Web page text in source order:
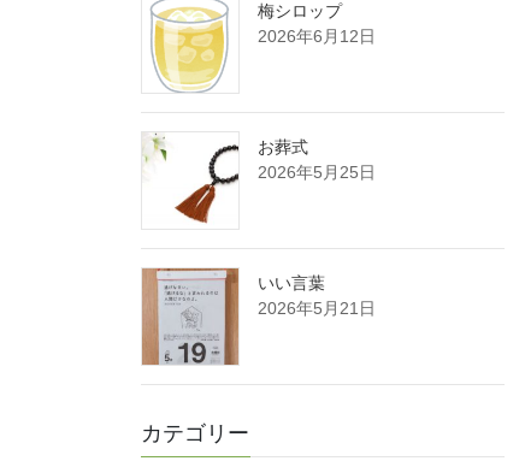
梅シロップ
2026年6月12日
お葬式
2026年5月25日
いい言葉
2026年5月21日
カテゴリー